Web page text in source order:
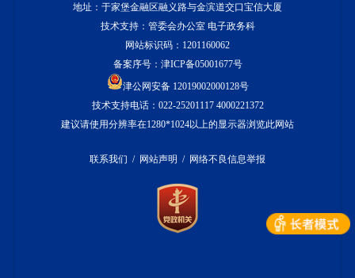
地址：于家堡金融区融义路与金滨道交口宝信大厦
技术支持：管委会办公室 电子政务科
网站标识码：1201160062
备案序号： 津ICP备05001677号
津公网安备 12019002000128号
技术支持电话：022-25201117 4000221372
建议请使用分辨率在1280*1024以上的显示器浏览此网站
联系我们 / 网站声明 / 网络不良信息举报